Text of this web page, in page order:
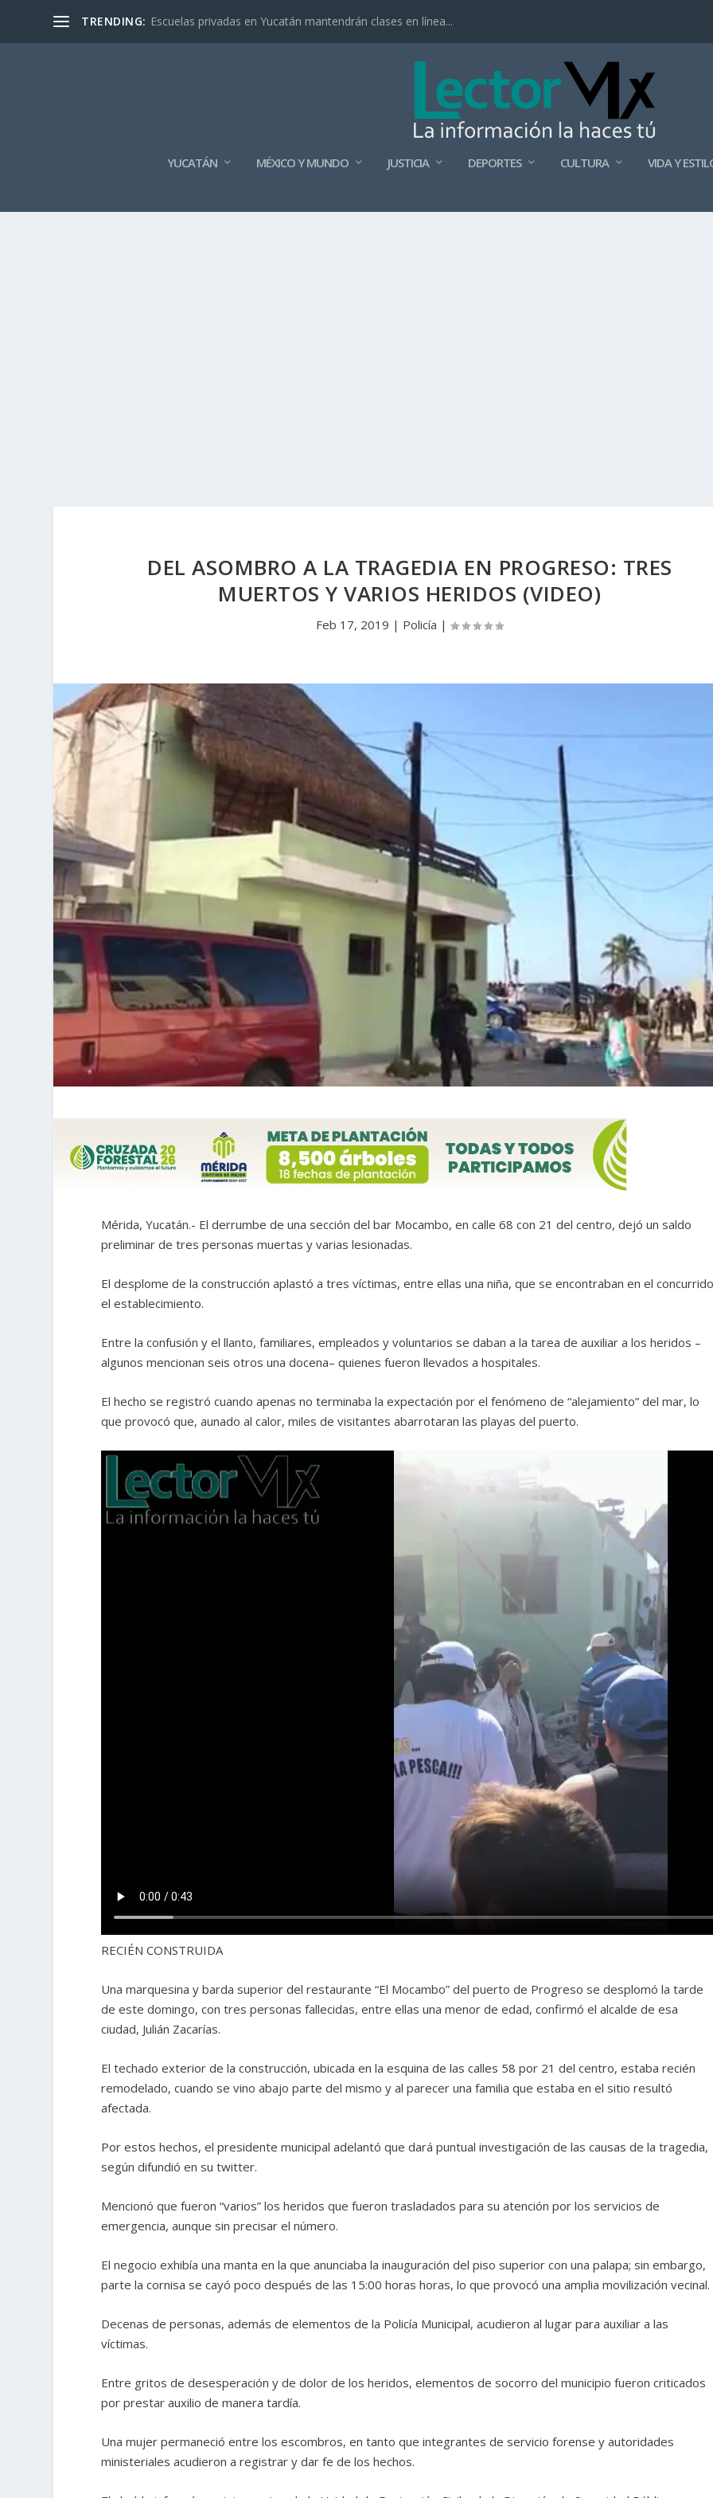
TRENDING: Escuelas privadas en Yucatán mantendrán clases en línea...
YUCATÁN MÉXICO Y MUNDO JUSTICIA DEPORTES CULTURA VIDA Y
DEL ASOMBRO A LA TRAGEDIA EN PROGRESO: TRES
MUERTOS Y VARIOS HERIDOS (VIDEO)
Feb 17, 2019 | Policía |
Mérida, Yucatán.- El derrumbe de una sección del bar Mocambo, en calle 68 con 21 del centro, dejó un saldo
preliminar de tres personas muertas y varias lesionadas.
El desplome de la construcción aplastó a tres víctimas, entre ellas una niña, que se encontraban en el concurrido
el establecimiento.
Entre la confusión y el llanto, familiares, empleados y voluntarios se daban a la tarea de auxiliar a los heridos –
algunos mencionan seis otros una docena– quienes fueron llevados a hospitales.
El hecho se registró cuando apenas no terminaba la expectación por el fenómeno de “alejamiento” del mar, lo
que provocó que, aunado al calor, miles de visitantes abarrotaran las playas del puerto.
RECIÉN CONSTRUIDA
Una marquesina y barda superior del restaurante “El Mocambo” del puerto de Progreso se desplomó la tarde
de este domingo, con tres personas fallecidas, entre ellas una menor de edad, confirmó el alcalde de esa
ciudad, Julián Zacarías.
El techado exterior de la construcción, ubicada en la esquina de las calles 58 por 21 del centro, estaba recién
remodelado, cuando se vino abajo parte del mismo y al parecer una familia que estaba en el sitio resultó
afectada.
Por estos hechos, el presidente municipal adelantó que dará puntual investigación de las causas de la tragedia,
según difundió en su twitter.
Mencionó que fueron “varios” los heridos que fueron trasladados para su atención por los servicios de
emergencia, aunque sin precisar el número.
El negocio exhibía una manta en la que anunciaba la inauguración del piso superior con una palapa; sin embargo,
parte la cornisa se cayó poco después de las 15:00 horas horas, lo que provocó una amplia movilización vecinal.
Decenas de personas, además de elementos de la Policía Municipal, acudieron al lugar para auxiliar a las
víctimas.
Entre gritos de desesperación y de dolor de los heridos, elementos de socorro del municipio fueron criticados
por prestar auxilio de manera tardía.
Una mujer permaneció entre los escombros, en tanto que integrantes de servicio forense y autoridades
ministeriales acudieron a registrar y dar fe de los hechos.